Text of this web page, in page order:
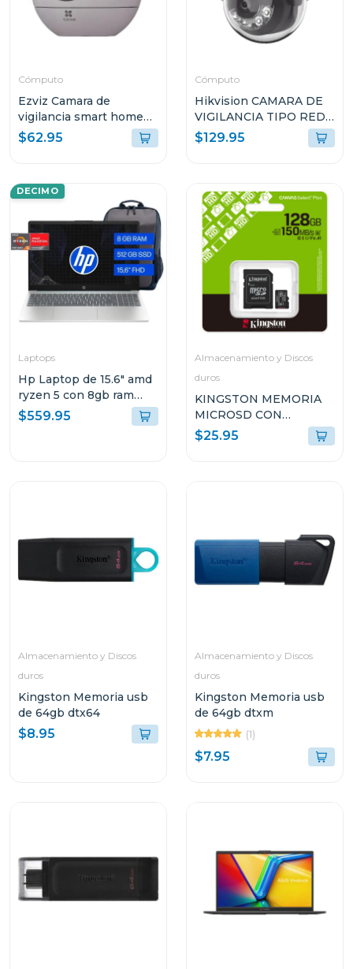
Cómputo
Ezviz Camara de
vigilancia smart home
camera 3k h6
$62.95
Cómputo
Hikvision CAMARA DE
VIGILANCIA TIPO RED
DOMO CON LUZ
HÍBRIDA INTELIGENTE
$129.95
DECIMO
Laptops
Hp Laptop de 15.6" amd
ryzen 5 con 8gb ram
512gb ssd 15fc0250
$559.95
Almacenamiento y Discos
duros
KINGSTON MEMORIA
MICROSD CON
ADAPTADOR DE 128GB
SDCS3128GB
$25.95
Almacenamiento y Discos
duros
Kingston Memoria usb
de 64gb dtx64
$8.95
Almacenamiento y Discos
duros
Kingston Memoria usb
de 64gb dtxm
(1)
$7.95